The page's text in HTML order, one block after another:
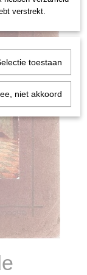
verstrekt.
toestaan
niet akkoord